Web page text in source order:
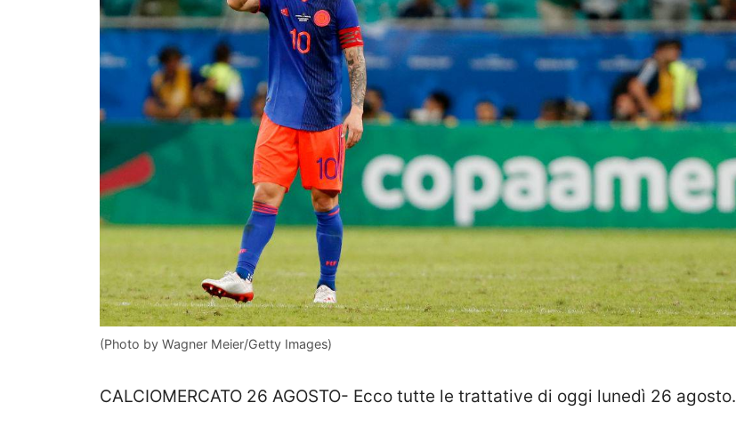
(Photo by Wagner Meier/Getty Images)
CALCIOMERCATO 26 AGOSTO- Ecco tutte le trattative di oggi lunedì 26 agosto.